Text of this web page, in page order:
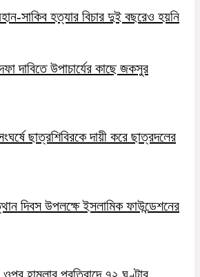
সাকিব হত্যার বিচার দুই বছরেও হয়নি
দাবিতে উপাচার্যের কাছে জকসুর
ছাত্রশিবিরকে দায়ী করে ছাত্রদলের
দিবস উপলক্ষে ইসলামিক ফাউন্ডেশনের